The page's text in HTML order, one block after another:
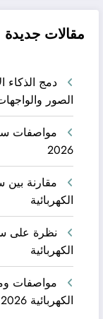
مقالات جديدة
دمج الذكاء
الصور
2026
الكهربائية
الكهربائية
الكهربائية 2026